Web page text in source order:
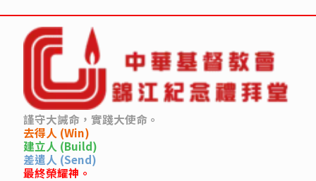
謹守大誡命，實踐大使命。
去得人 (Win)
建立人 (Build)
差遣人 (Send)
最終榮耀神。